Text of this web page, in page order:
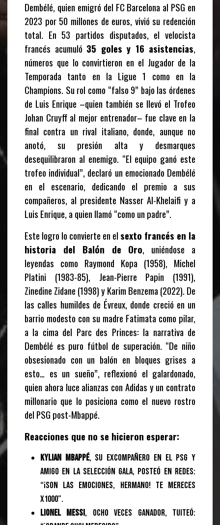
Dembélé, quien emigró del FC Barcelona al PSG en
2023 por 50 millones de euros, vivió su redención
total. En 53 partidos disputados, el velocista
francés acumuló 35 goles y 16 asistencias,
números que lo convirtieron en el Jugador de la
Temporada tanto en la Ligue 1 como en la
Champions. Su rol como “falso 9” bajo las órdenes
de Luis Enrique –quien también se llevó el Trofeo
Johan Cruyff al mejor entrenador– fue clave en la
final contra un rival italiano, donde, aunque no
anotó, su presión alta y desmarques
desequilibraron al enemigo. “El equipo ganó este
trofeo individual”, declaró un emocionado Dembélé
en el escenario, dedicando el premio a sus
compañeros, al presidente Nasser Al-Khelaifi y a
Luis Enrique, a quien llamó “como un padre”.
Este logro lo convierte en el sexto francés en la
historia del Balón de Oro, uniéndose a
leyendas como Raymond Kopa (1958), Michel
Platini (1983-85), Jean-Pierre Papin (1991),
Zinedine Zidane (1998) y Karim Benzema (2022). De
las calles humildes de Évreux, donde creció en un
barrio modesto con su madre Fatimata como pilar,
a la cima del Parc des Princes: la narrativa de
Dembélé es puro fútbol de superación. “De niño
obsesionado con un balón en bloques grises a
esto… es un sueño”, reflexionó el galardonado,
quien ahora luce alianzas con Adidas y un contrato
millonario que lo posiciona como el nuevo rostro
del PSG post-Mbappé.
Reacciones que no se hicieron esperar:
Kylian Mbappé, su excompañero en el PSG y
amigo en la selección gala, posteó en redes:
“¡Son las emociones, hermano! Te mereces
x1000”.
Lionel Messi, ocho veces ganador, tuiteó: